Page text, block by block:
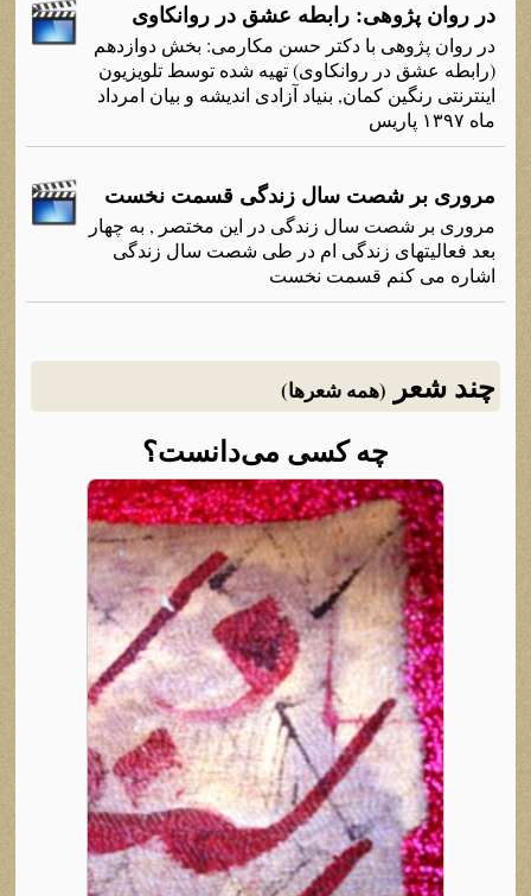
در روان پژوهی: رابطه عشق در روانکاوی
در روان پژوهی با دکتر حسن مکارمی: بخش دوازدهم
(رابطه عشق در روانکاوی) تهیه شده توسط تلویزیون
اینترنتی رنگین کمان, بنیاد آزادی اندیشه و بیان امرداد
ماه ۱۳۹۷ پاریس
مروری بر شصت سال زندگی قسمت نخست
مروری بر شصت سال زندگی در این مختصر , به چهار
بعد فعالیتهای زندگی ام در طی شصت سال زندگی
اشاره می کنم قسمت نخست
چند شعر (همه شعرها)
چه کسی می‌دانست؟